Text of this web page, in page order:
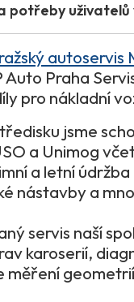
potřeby uživatelů
autoservis
Auto Praha
pro nákladní
jsme
a Unimog
a letní
nástavby a
servis naší
karoserií,
měření